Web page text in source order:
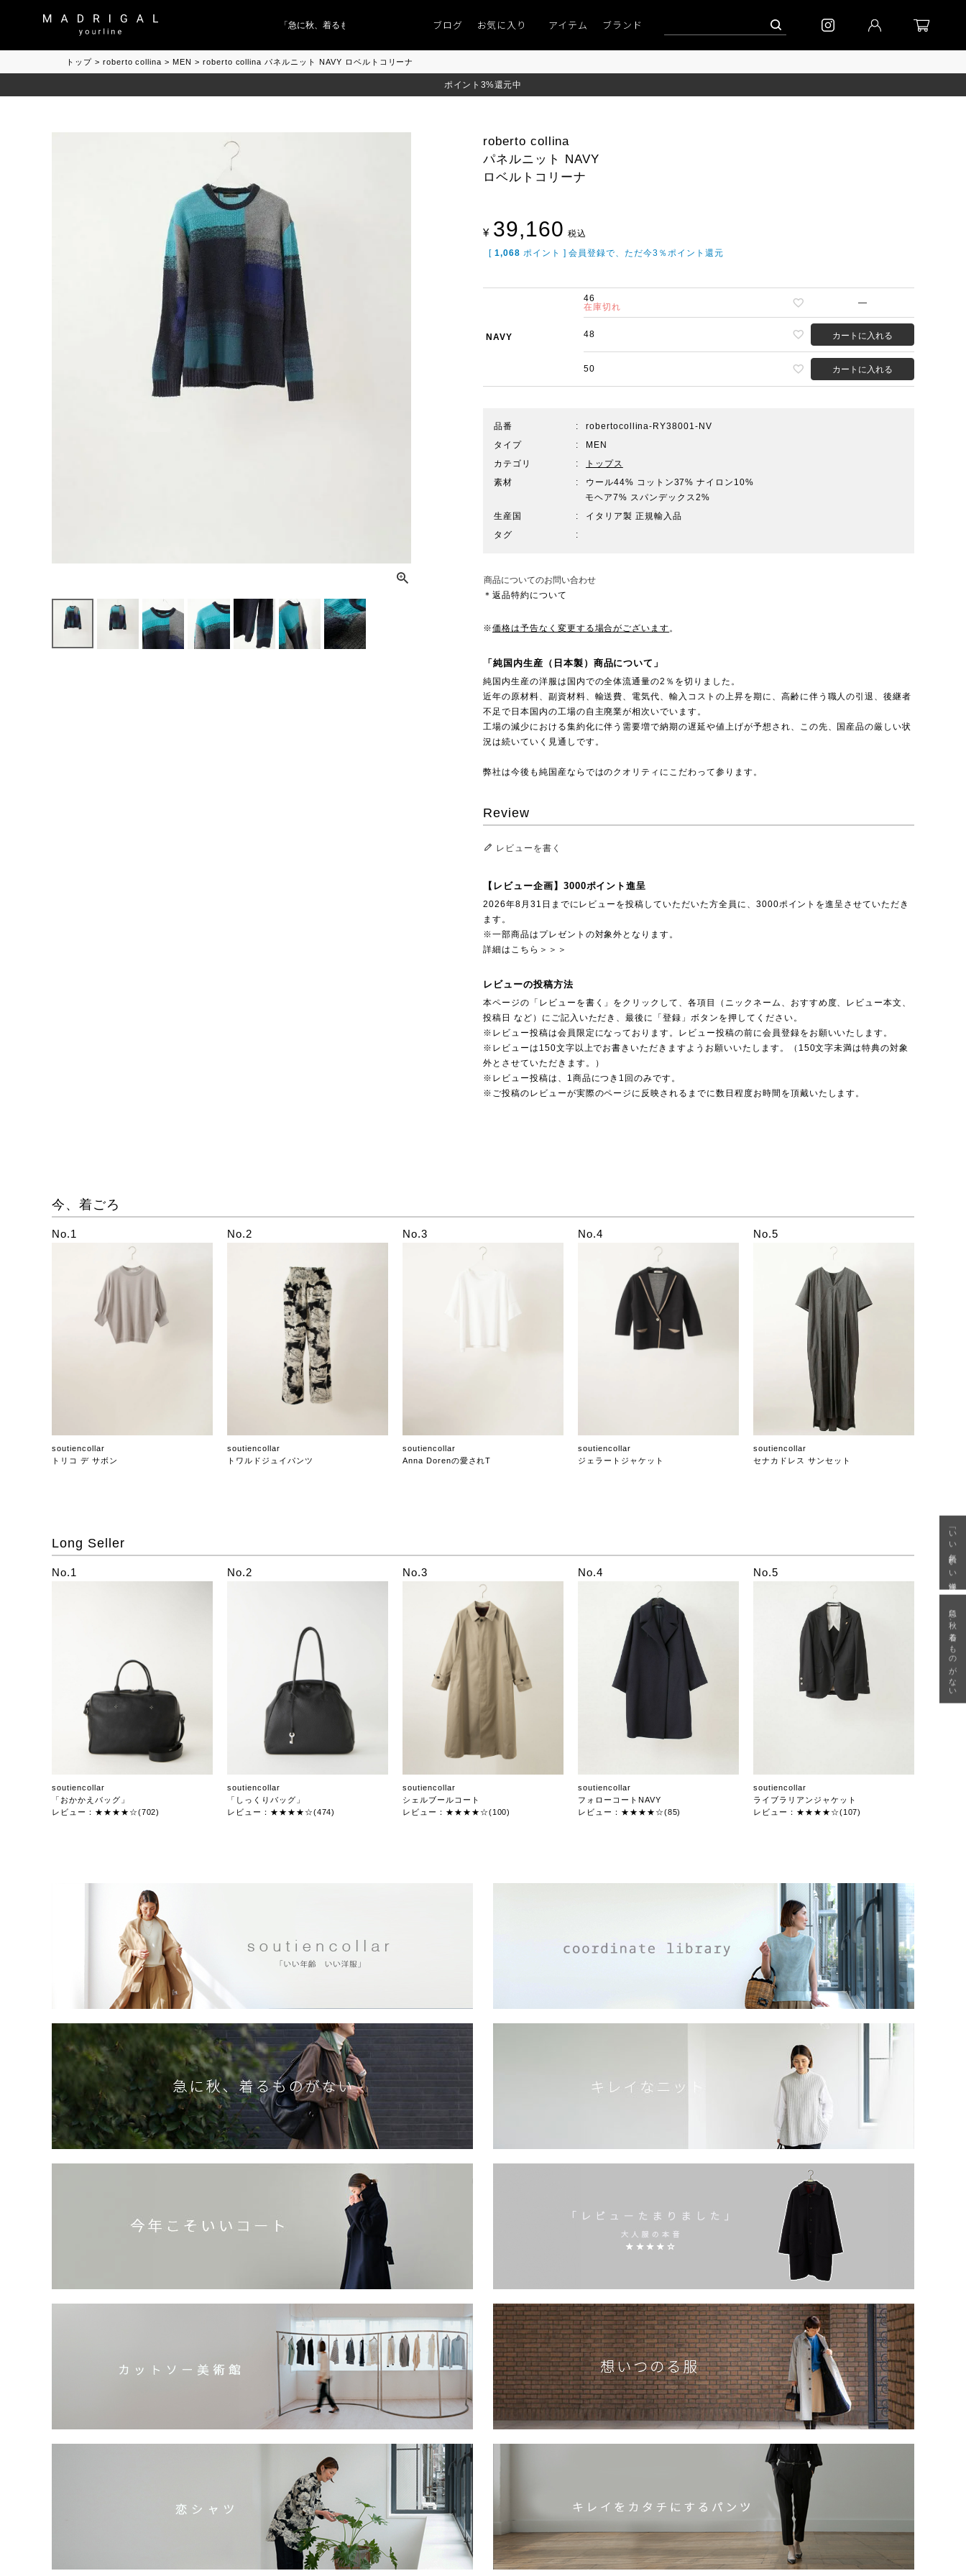
「急に秋、着るものがない」 「キレイなニット」 ポイント9％「マンスリーポイントキャンペーン」 到着｜2026AW「シフォンニット」 到着｜2026AW「マガジン」
ブログ お気に入り アイテム ブランド
トップ roberto collina MEN roberto collina パネルニット NAVY ロベルトコリーナ
ポイント3%還元中
roberto collina
パネルニット NAVY
ロベルトコリーナ
¥ 39,160 税込
[ 1,068 ポイント ] 会員登録で、ただ今3％ポイント還元
NAVY
46
在庫切れ
—
48 カートに入れる
50 カートに入れる
品番
robertocollina-RY38001-NV
タイプ
MEN
カテゴリ
トップス
素材
ウール44% コットン37% ナイロン10%
モヘア7% スパンデックス2%
生産国
イタリア製 正規輸入品
タグ
商品についてのお問い合わせ
＊返品特約について
※価格は予告なく変更する場合がございます 。
「純国内生産（日本製）商品について」
純国内生産の洋服は国内での全体流通量の2％を切りました。
近年の原材料、副資材料、輸送費、電気代、輸入コストの上昇を期に、高齢に伴う職人の引退、後継者
不足で日本国内の工場の自主廃業が相次いでいます。
工場の減少における集約化に伴う需要増で納期の遅延や値上げが予想され、この先、国産品の厳しい状
況は続いていく見通しです。
弊社は今後も純国産ならではのクオリティにこだわって参ります。
Review
レビューを書く
【レビュー企画】3000ポイント進呈
2026年8月31日までにレビューを投稿していただいた方全員に、3000ポイントを進呈させていただき
ます。
※一部商品はプレゼントの対象外となります。
詳細はこちら＞＞＞
レビューの投稿方法
本ページの「レビューを書く」をクリックして、各項目（ニックネーム、おすすめ度、レビュー本文、
投稿日 など）にご記入いただき、最後に「登録」ボタンを押してください。
※レビュー投稿は会員限定になっております。レビュー投稿の前に会員登録をお願いいたします。
※レビューは150文字以上でお書きいただきますようお願いいたします。（150文字未満は特典の対象
外とさせていただきます。）
※レビュー投稿は、1商品につき1回のみです。
※ご投稿のレビューが実際のページに反映されるまでに数日程度お時間を頂戴いたします。
今、着ごろ
No.1
soutiencollar
トリコ デ サボン
No.2
soutiencollar
トワルドジュイパンツ
No.3
soutiencollar
Anna Dorenの愛されT
No.4
soutiencollar
ジェラートジャケット
No.5
soutiencollar
セナカドレス サンセット
Long Seller
No.1
soutiencollar
「おかかえバッグ」
レビュー：★★★★☆(702)
No.2
soutiencollar
「しっくりバッグ」
レビュー：★★★★☆(474)
No.3
soutiencollar
シェルブールコート
レビュー：★★★★☆(100)
No.4
soutiencollar
フォローコートNAVY
レビュー：★★★★☆(85)
No.5
soutiencollar
ライブラリアンジャケット
レビュー：★★★★☆(107)
「いい年齢 いい洋服」
急に秋、着るものがない